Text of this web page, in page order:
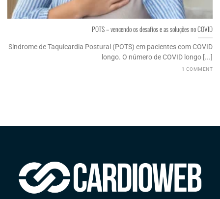
POTS – vencendo os desafios e as soluções no COVID
Síndrome de Taquicardia Postural (POTS) em pacientes com COVID
longo. O número de COVID longo [...]
1 COMMENT